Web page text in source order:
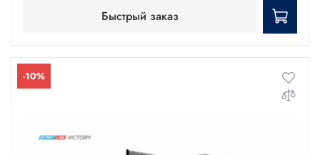
Быстрый заказ
-10%